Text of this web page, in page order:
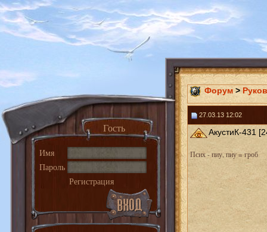
Гость
Имя
Пароль
Регистрация
Форум >
27.03.13 12:02
АкустиК-431
Псих - пиу, пиу = гроб